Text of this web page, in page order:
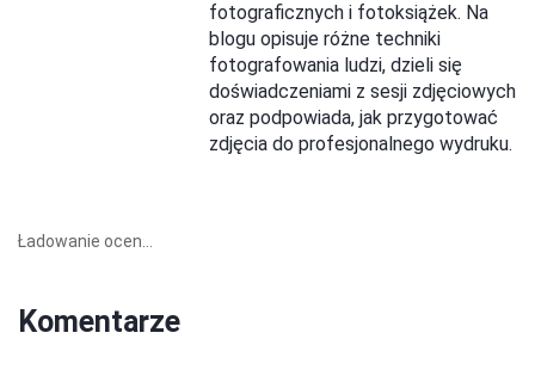
fotograficznych i fotoksiążek. Na
blogu opisuje różne techniki
fotografowania ludzi, dzieli się
doświadczeniami z sesji zdjęciowych
oraz podpowiada, jak przygotować
zdjęcia do profesjonalnego wydruku.
Ładowanie ocen...
Komentarze